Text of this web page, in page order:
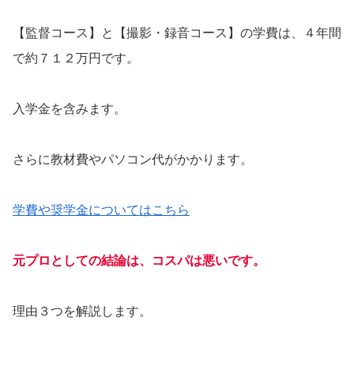
【監督コース】と【撮影・録音コース】の学費は、４年間
で約７１２万円です。
入学金を含みます。
さらに教材費やパソコン代がかかります。
学費や奨学金についてはこちら
元プロとしての結論は、コスパは悪いです。
理由３つを解説します。